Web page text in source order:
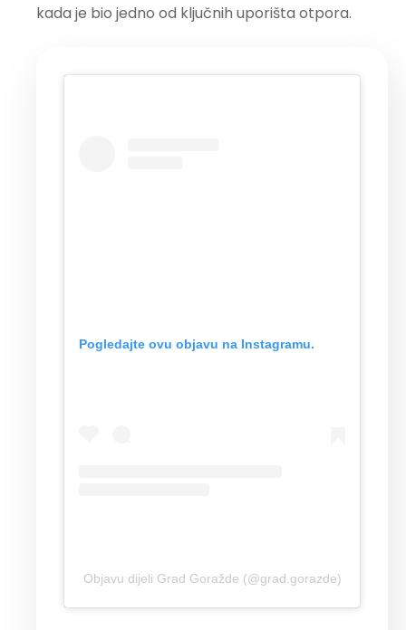
Pogledajte ovu objavu na Instagramu.
Objavu dijeli Grad Goražde (@grad.gorazde)
kada je bio jedno od ključnih uporišta otpora.